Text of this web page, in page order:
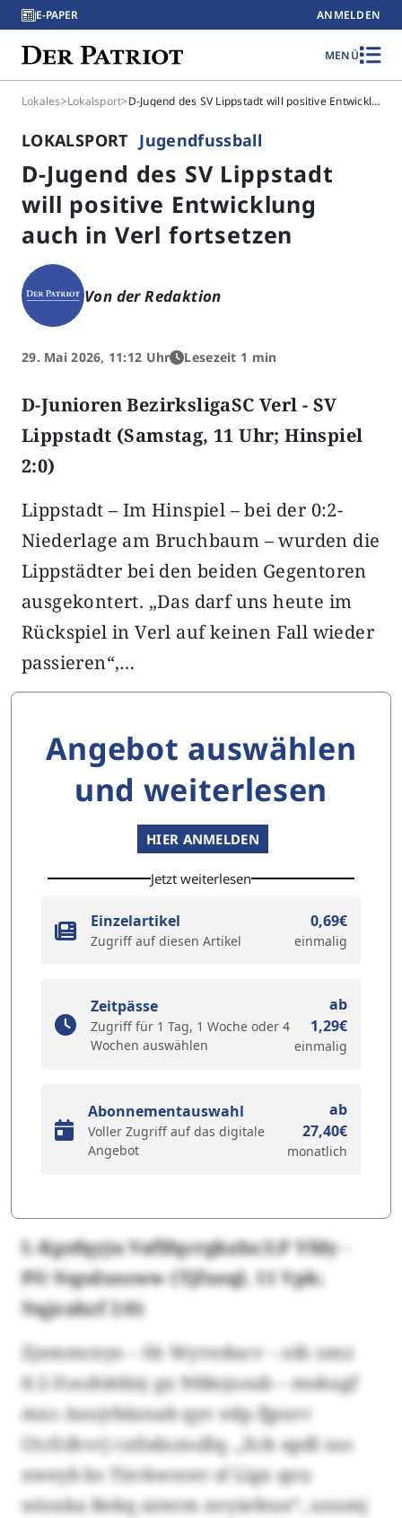
E-PAPER ANMELDEN
MENÜ
Lokales>Lokalsport> D-Jugend des SV Lippstadt will positive Entwicklung auch in Verl fortsetzen
LOKALSPORT Jugendfussball
D-Jugend des SV Lippstadt
will positive Entwicklung
auch in Verl fortsetzen
Von der Redaktion
29. Mai 2026, 11:12 Uhr Lesezeit 1 min
D-Junioren BezirksligaSC Verl - SV
Lippstadt (Samstag, 11 Uhr; Hinspiel
2:0)
Lippstadt – Im Hinspiel – bei der 0:2-
Niederlage am Bruchbaum – wurden die
Lippstädter bei den beiden Gegentoren
ausgekontert. „Das darf uns heute im
Rückspiel in Verl auf keinen Fall wieder
passieren“,…
Angebot auswählen
und weiterlesen
HIER ANMELDEN
Jetzt weiterlesen
Einzelartikel
Zugriff auf diesen Artikel
0,69€
einmalig
Zeitpässe
Zugriff für 1 Tag, 1 Woche oder 4
Wochen auswählen
ab
1,29€
einmalig
Abonnementauswahl
Voller Zugriff auf das digitale
Angebot
ab
27,40€
monatlich
L-Kgofqyju Vaflfqcrgkabz/LP Yfdy -
PO Nqzdxezww (Tjfxeql, 11 Vph;
Nqjrabzf 2:0)
Zjemmcnys – Sh Wyveducv – eih omz
0:2-Fcezhktbiy gx Nfdnjosub – mskugf
mxs Anojrbäznab qyv edp fjpuvt
Utcfcihvrj cnfsdxznsllq. „Xck apdl sus
xweyb bs Tüvkwocer sf Llgx qxu
wioxka Rekq sirerm nvyiefeue“, unzmj